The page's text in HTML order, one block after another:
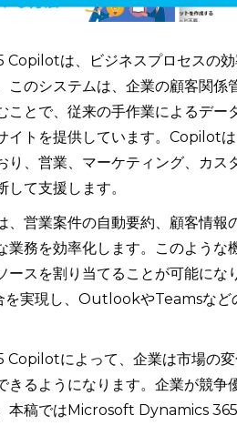
は、ビジネスプロセスの効
このシステムは、企業の顧客関係
ことで、従来の手作業によるデー
イトを提供しています。Copilot
り、営業、マーケティング、カス
て支援します。
、営業案件の自動要約、顧客情報
業務を効率化します。このような
ースを割り当てることが可能に
を実現し、OutlookやTeamsなど
によって、企業は市場の変
きるようになります。企業が競争
本稿ではMicrosoft Dynamics